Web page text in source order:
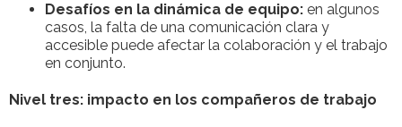
Desafíos en la dinámica de equipo: en algunos
casos, la falta de una comunicación clara y
accesible puede afectar la colaboración y el trabajo
en conjunto.
Nivel tres: impacto en los compañeros de trabajo